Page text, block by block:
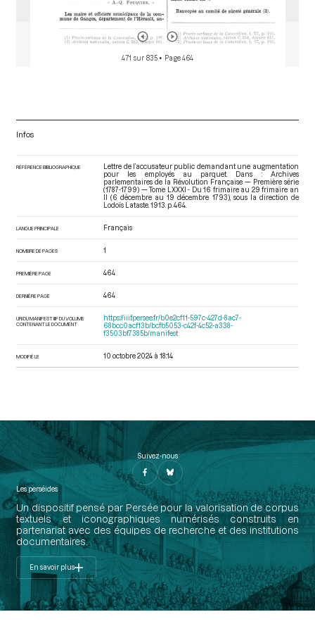
471 sur 835 • Page 464
Infos
RÉFÉRENCE BIBLIOGRAPHIQUE
Lettre de l’accusateur public demandant une augmentation
pour les employés au parquet. Dans : Archives
parlementaires de la Révolution Française — Première série
(1787-1799) — Tome LXXXI - Du 16 frimaire au 29 frimaire an
II (6 décembre au 19 décembre 1793), sous la direction de
Lodoïs Lataste. 1913. p. 464.
LANGUE PRINCIPALE Français
NOMBRE DE PAGES 1
PREMIÈRE PAGE 464
DERNIÈRE PAGE 464
URI DU MANIFEST IIIF DU VOLUME
CONTENANT LE DOCUMENT
https://iiif.persee.fr/b0e2cf11-597c-427d-8ac7-
68bcc0acf13b/bcfb5053-c42f-4c52-a338-
f3503bf7385b/manifest
MODIFIÉ LE 10 octobre 2024 à 18:14
Suivez-nous
Les perséides
Un dispositif pensé par Persée pour la valorisation de corpus
textuels et iconographiques numérisés construits en
partenariat avec des équipes de recherche et des institutions
documentaires.
En savoir plus